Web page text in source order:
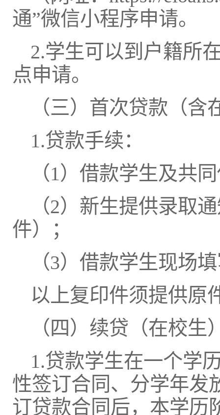
通”微信小程序申请。
2.学生可以到户籍所
点申请。
（三）首次贷款（
1.贷款手续：
（1）借款学生及共
（2）新生提供录取
件）；
（3）借款学生现场
以上复印件须提供原
（四）续贷（在校生
1.贷款学生在一个学
性签订合同、分学年发
订贷款合同后，本学历